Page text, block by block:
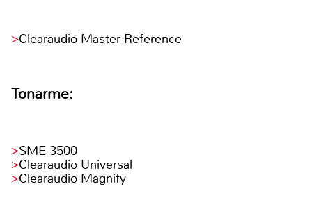
Clearaudio Master Reference
Tonarme:
SME 3500
Clearaudio Universal
Clearaudio Magnify